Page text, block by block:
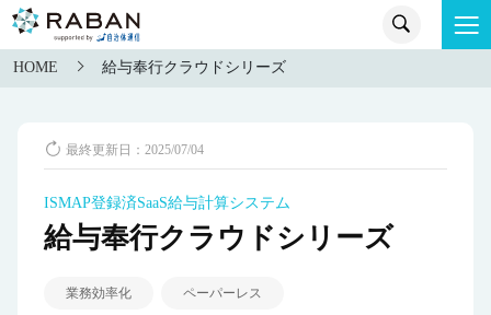
HOME 給与奉行クラウドシリーズ
最終更新日：2025/07/04
ISMAP登録済SaaS給与計算システム
給与奉行クラウドシリーズ
業務効率化 ペーパーレス